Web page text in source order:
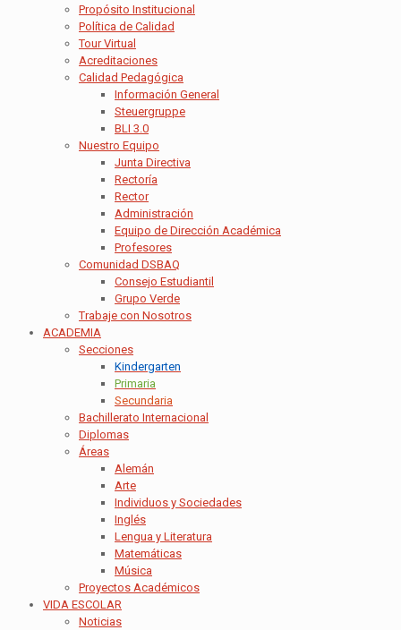
Propósito Institucional
Política de Calidad
Tour Virtual
Acreditaciones
Calidad Pedagógica
Información General
Steuergruppe
BLI 3.0
Nuestro Equipo
Junta Directiva
Rectoría
Rector
Administración
Equipo de Dirección Académica
Profesores
Comunidad DSBAQ
Consejo Estudiantil
Grupo Verde
Trabaje con Nosotros
ACADEMIA
Secciones
Kindergarten
Primaria
Secundaria
Bachillerato Internacional
Diplomas
Áreas
Alemán
Arte
Individuos y Sociedades
Inglés
Lengua y Literatura
Matemáticas
Música
Proyectos Académicos
VIDA ESCOLAR
Noticias